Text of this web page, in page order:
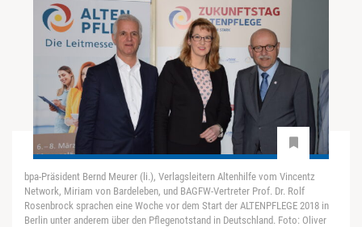
bpa-Präsident Bernd Meurer (li.), Verlagsleitern Altenhilfe vom Vincentz
Network, Miriam von Bardeleben, und BAGFW-Vertreter Prof. Dr. Rolf
Rosenbrock sprachen eine Woche vor dem Start der ALTENPFLEGE 2018 in
Berlin unter anderem über den Pflegenotstand in Deutschland. Foto: Oliver